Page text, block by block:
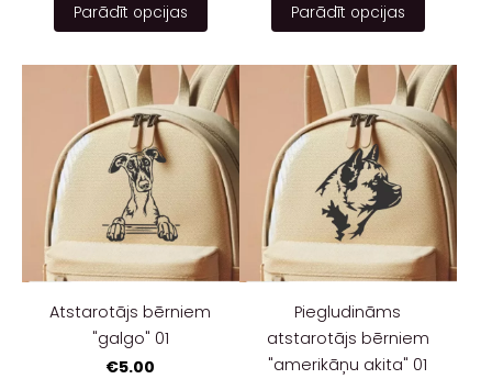
Parādīt opcijas Parādīt opcijas
Atstarotājs bērniem
"galgo" 01
€5.00
Piegludināms
atstarotājs bērniem
"amerikāņu akita" 01